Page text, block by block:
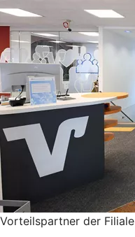
Vorteilspartner der Filiale